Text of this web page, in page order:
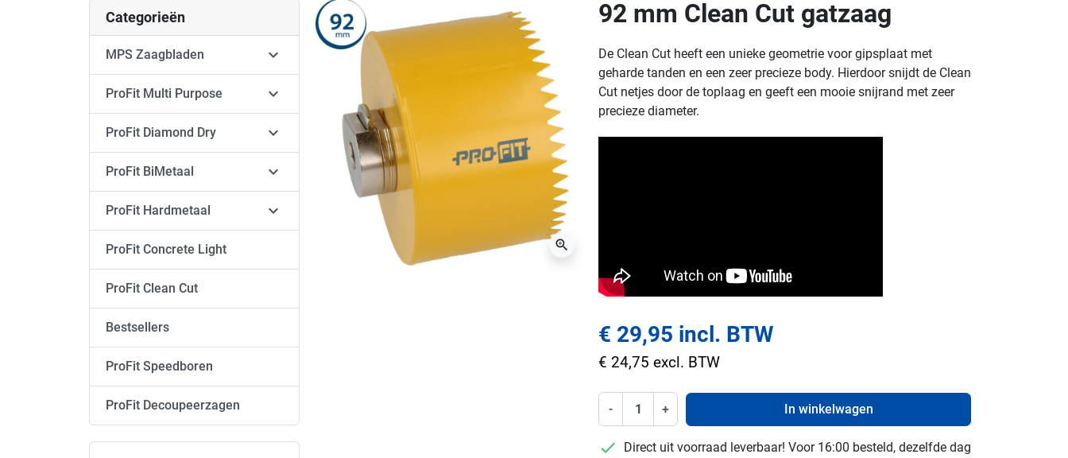
Categorieën
MPS Zaagbladen 
ProFit Multi Purpose 
ProFit Diamond Dry 
ProFit BiMetaal 
ProFit Hardmetaal 
ProFit Concrete Light
ProFit Clean Cut
Bestsellers
ProFit Speedboren
ProFit Decoupeerzagen
zoom_in
92 mm Clean Cut gatzaag
De Clean Cut heeft een unieke geometrie voor gipsplaat met
geharde tanden en een zeer precieze body. Hierdoor snijdt de Clean
Cut netjes door de toplaag en geeft een mooie snijrand met zeer
precieze diameter.
€ 29,95 incl. BTW
€ 24,75 excl. BTW
- + In winkelwagen
checkmark
Direct uit voorraad leverbaar! Voor 16:00 besteld, dezelfde dag